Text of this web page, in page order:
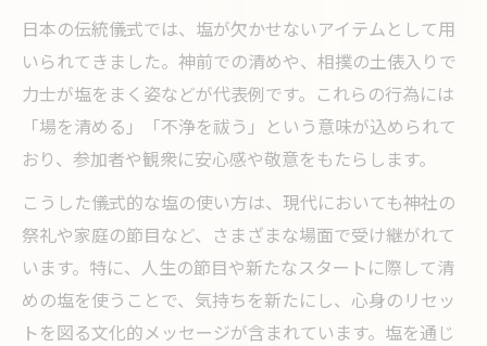
日本の伝統儀式では、塩が欠かせないアイテムとして用
いられてきました。神前での清めや、相撲の土俵入りで
力士が塩をまく姿などが代表例です。これらの行為には
「場を清める」「不浄を祓う」という意味が込められて
おり、参加者や観衆に安心感や敬意をもたらします。
こうした儀式的な塩の使い方は、現代においても神社の
祭礼や家庭の節目など、さまざまな場面で受け継がれて
います。特に、人生の節目や新たなスタートに際して清
めの塩を使うことで、気持ちを新たにし、心身のリセッ
トを図る文化的メッセージが含まれています。塩を通じ